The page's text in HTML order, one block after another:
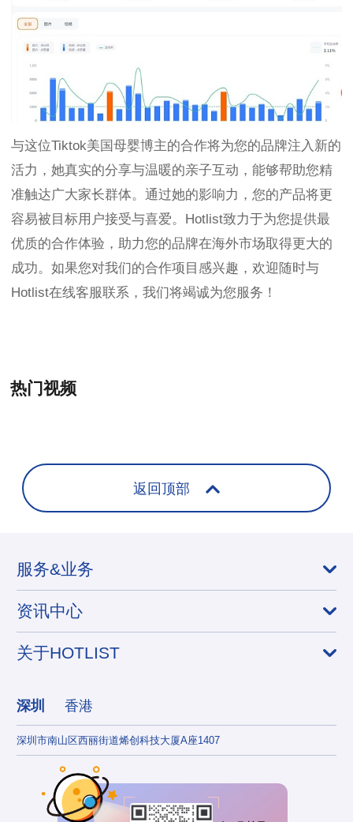
与这位Tiktok美国母婴博主的合作将为您的品牌注入新的
活力，她真实的分享与温暖的亲子互动，能够帮助您精
准触达广大家长群体。通过她的影响力，您的产品将更
容易被目标用户接受与喜爱。Hotlist致力于为您提供最
优质的合作体验，助力您的品牌在海外市场取得更大的
成功。如果您对我们的合作项目感兴趣，欢迎随时与
Hotlist在线客服联系，我们将竭诚为您服务！
热门视频
返回顶部
服务&业务
资讯中心
关于HOTLIST
深圳 香港
深圳市南山区西丽街道烯创科技大厦A座1407